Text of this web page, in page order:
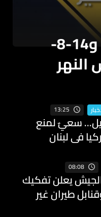
تدابير سير بين 10 و14-8-
النهر
13:25
سعيٌ لمنع
في لبنان
08:08
يعلن تفكيك
طيران غير